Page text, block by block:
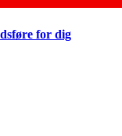
for dig